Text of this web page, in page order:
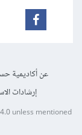
عن أكاديمية
إرشادات
unless mentioned